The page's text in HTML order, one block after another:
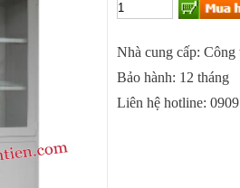
Nhà cung cấp:
Bảo hành: 12 tháng
Liên hệ hotline: